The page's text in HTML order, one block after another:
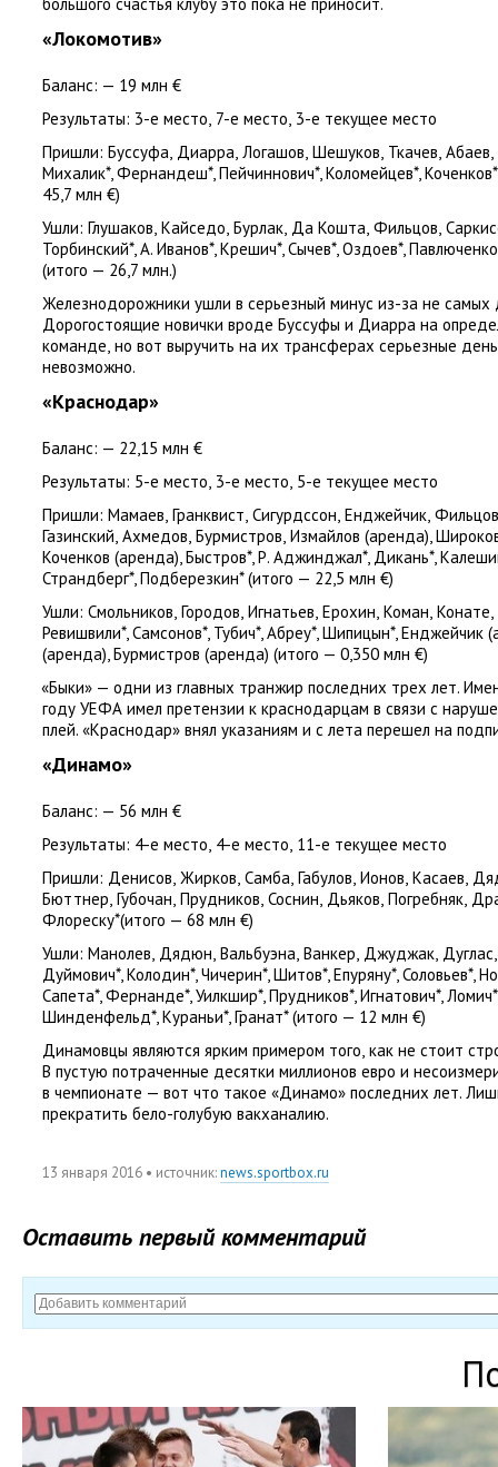
«Локомотив»
Баланс: — 19 млн €
Результаты: 3-е место, 7-е место, 3-е текущее место
Пришли: Буссуфа, Диарра, Логашов, Шешуков, Ткачев, Абаев,
Михалик*, Фернандеш*, Пейчиннович*, Коломейцев*,
45,7 млн €)
Ушли: Глушаков, Кайседо, Бурлак, Да Кошта, Фильцов,
Торбинский*, А. Иванов*, Крешич*, Сычев*, Оздоев*,
(итого — 26,7 млн.)
Железнодорожники ушли в серьезный минус из-за не
Дорогостоящие новички вроде Буссуфы и Диарра на
команде, но вот выручить на их трансферах серьезные
невозможно.
«Краснодар»
Баланс: — 22,15 млн €
Результаты: 5-е место, 3-е место, 5-е текущее место
Пришли: Мамаев, Гранквист, Сигурдссон, Енджейчик, Фильцов
Газинский, Ахмедов, Бурмистров, Измайлов (аренда),
Коченков (аренда), Быстров*, Р. Аджинджал*, Дикань*,
Страндберг*, Подберезкин* (итого — 22,5 млн €)
Ушли: Смольников, Городов, Игнатьев, Ерохин, Коман, Конате,
Ревишвили*, Самсонов*, Тубич*, Абреу*, Шипицын*, Енджейчик (
(аренда), Бурмистров (аренда) (итого — 0,350 млн €)
«Быки» — одни из главных транжир последних трех лет.
году УЕФА имел претензии к краснодарцам в связи с
плей. «Краснодар» внял указаниям и с лета перешел на
«Динамо»
Баланс: — 56 млн €
Результаты: 4-е место, 4-е место, 11-е текущее место
Пришли: Денисов, Жирков, Самба, Габулов, Ионов, Касаев,
Бюттнер, Губочан, Прудников, Соснин, Дьяков, Погребняк,
Флореску*(итого — 68 млн €)
Ушли: Манолев, Дядюн, Вальбуэна, Ванкер, Джуджак, Дуглас,
Дуймович*, Колодин*, Чичерин*, Шитов*, Епуряну*, Соловьев*,
Сапета*, Фернанде*, Уилкшир*, Прудников*, Игнатович*,
Шинденфельд*, Кураньи*, Гранат* (итого — 12 млн €)
Динамовцы являются ярким примером того, как не стоит
В пустую потраченные десятки миллионов евро и
в чемпионате — вот что такое «Динамо» последних лет.
прекратить бело-голубую вакханалию.
13 января 2016 • источник:news.sportbox.ru
Оставить первый комментарий